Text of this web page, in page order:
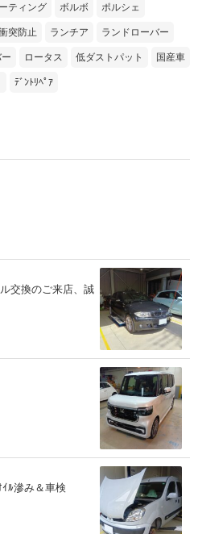
ティング ボルボ ポルシェ
突防止 ランチア ランドローバー
ロータス 低ダストパット 国産車
ﾃﾞﾝﾄﾘﾍﾟｱ
交換のご来店、誠
ﾙ滲み＆車検